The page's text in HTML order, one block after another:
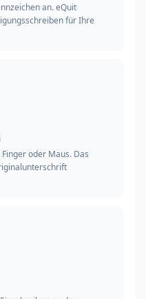
an. eQuit
für Ihre
oder Maus. Das